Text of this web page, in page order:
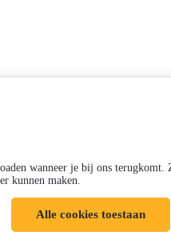
wanneer je bij ons terugkomt.
kunnen maken.
Alle cookies toestaan
Volg ons op: